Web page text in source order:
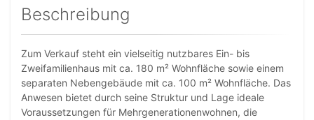
Beschreibung
Zum Verkauf steht ein vielseitig nutzbares Ein- bis
Zweifamilienhaus mit ca. 180 m² Wohnfläche sowie einem
separaten Nebengebäude mit ca. 100 m² Wohnfläche. Das
Anwesen bietet durch seine Struktur und Lage ideale
Voraussetzungen für Mehrgenerationenwohnen, die